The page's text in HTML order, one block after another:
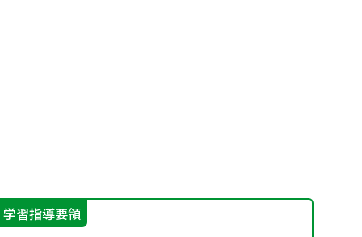
学習指導要領